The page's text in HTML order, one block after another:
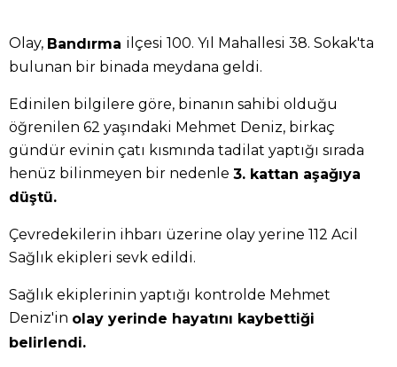
Olay, Bandırma ilçesi 100. Yıl Mahallesi 38. Sokak'ta
bulunan bir binada meydana geldi.
Edinilen bilgilere göre, binanın sahibi olduğu
öğrenilen 62 yaşındaki Mehmet Deniz, birkaç
gündür evinin çatı kısmında tadilat yaptığı sırada
henüz bilinmeyen bir nedenle 3. kattan aşağıya
düştü.
Çevredekilerin ihbarı üzerine olay yerine 112 Acil
Sağlık ekipleri sevk edildi.
Sağlık ekiplerinin yaptığı kontrolde Mehmet
Deniz'in olay yerinde hayatını kaybettiği
belirlendi.